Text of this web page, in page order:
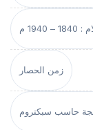
م
زمن الحصار